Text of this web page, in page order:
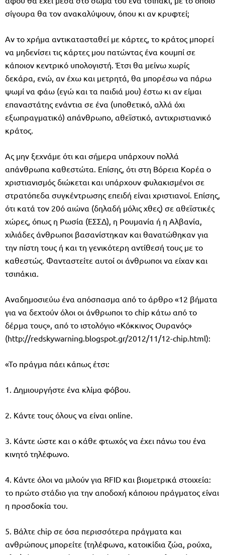
σίγουρα θα τον ανακαλύψουν, όπου κι αν κρυφτεί;
Αν το χρήμα αντικατασταθεί με κάρτες, το κράτος μπορεί
να μηδενίσει τις κάρτες μου πατώντας ένα κουμπί σε
κάποιον κεντρικό υπολογιστή. Έτσι θα μείνω χωρίς
δεκάρα, ενώ, αν έχω και μετρητά, θα μπορέσω να πάρω
ψωμί να φάω (εγώ και τα παιδιά μου) έστω κι αν είμαι
επαναστάτης ενάντια σε ένα (υποθετικό, αλλά όχι
εξωπραγματικό) απάνθρωπο, αθεϊστικό, αντιχριστιανικό
κράτος.
Ας μην ξεχνάμε ότι και σήμερα υπάρχουν πολλά
απάνθρωπα καθεστώτα. Επίσης, ότι στη Βόρεια Κορέα ο
χριστιανισμός διώκεται και υπάρχουν φυλακισμένοι σε
στρατόπεδα συγκέντρωσης επειδή είναι χριστιανοί. Επίσης,
ότι κατά τον 20ό αιώνα (δηλαδή μόλις χθες) σε αθεϊστικές
χώρες, όπως η Ρωσία (ΕΣΣΔ), η Ρουμανία ή η Αλβανία,
χιλιάδες άνθρωποι βασανίστηκαν και θανατώθηκαν για
την πίστη τους ή και τη γενικότερη αντίθεσή τους με το
καθεστώς. Φανταστείτε αυτοί οι άνθρωποι να είχαν και
τσιπάκια.
Αναδημοσιεύω ένα απόσπασμα από το άρθρο «12 βήματα
για να δεχτούν όλοι οι άνθρωποι το chip κάτω από το
δέρμα τους», από το ιστολόγιο «Κόκκινος Ουρανός»
(http://redskywarning.blogspot.gr/2012/11/12-chip.html):
«Το πράγμα πάει κάπως έτσι:
1. Δημιουργήστε ένα κλίμα φόβου.
2. Κάντε τους όλους να είναι online.
3. Κάντε ώστε και ο κάθε φτωχός να έχει πάνω του ένα
κινητό τηλέφωνο.
4. Κάντε όλοι να μιλούν για RFID και βιομετρικά στοιχεία:
το πρώτο στάδιο για την αποδοχή κάποιου πράγματος είναι
η προσδοκία του.
5. Βάλτε chip σε όσα περισσότερα πράγματα και
ανθρώπους μπορείτε (τηλέφωνα, κατοικίδια ζώα, ρούχα,